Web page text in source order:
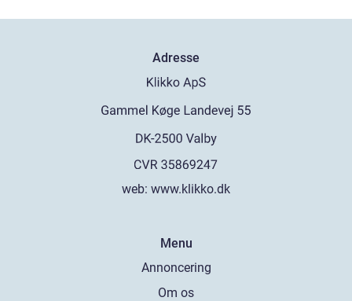
Adresse
web: www.klikko.dk
Menu
Annoncering
Om os